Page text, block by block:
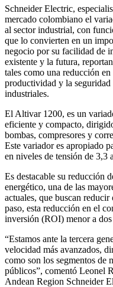
Schneider Electric,
mercado colombiano el
al sector industrial, con
que lo convierten en un
negocio por su facilidad de
existente y la futura,
tales como una reducción
productividad y la
industriales.
El Altivar 1200, es un
eficiente y compacto,
bombas, compresores y
Este variador es apropiado
en niveles de tensión de 3,3
Es destacable su reducción
energético, una de las
actuales, que buscan
paso, esta reducción en el
inversión (ROI) menor a dos
“Estamos ante la tercera
velocidad más avanzados,
como son los segmentos de
públicos”, comentó Leonel
Andean Region Schneider